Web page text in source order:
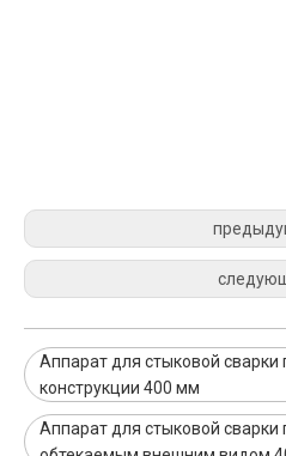
Аппарат для стыковой сварки
конструкции 400 мм
Аппарат для стыковой сварки